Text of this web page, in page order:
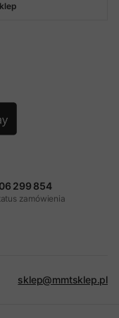
299 854
zamówienia
sklep@mmtsklep.pl